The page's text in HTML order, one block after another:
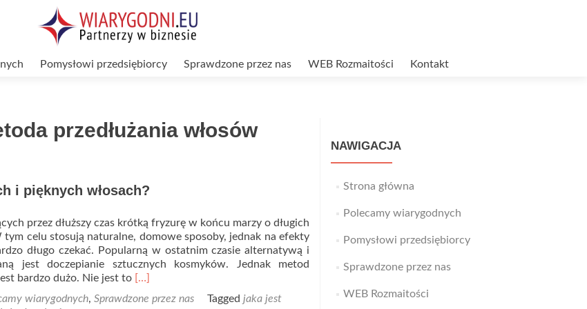
Pomysłowi przedsiębiorcy Sprawdzone przez nas WEB Rozmaitości Kontakt
przedłużania włosów
i pięknych włosach?
przez dłuższy czas krótką fryzurę w końcu marzy o długich
tym celu stosują naturalne, domowe sposoby, jednak na efekty
długo czekać. Popularną w ostatnim czasie alternatywą i
jest doczepianie sztucznych kosmyków. Jednak metod
bardzo dużo. Nie jest to Read
about
[…]
wiarygodnych, Sprawdzone przez nas Tagged jaka jest
NAWIGACJA
Strona główna
Polecamy wiarygodnych
Pomysłowi przedsiębiorcy
Sprawdzone przez nas
WEB Rozmaitości